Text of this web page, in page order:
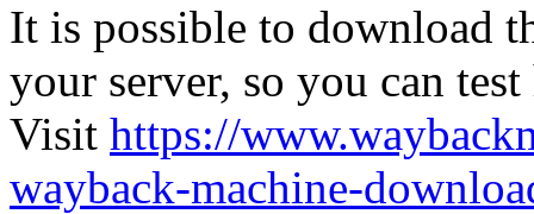
It is possible to download
your server, so you can
Visit https://
wayback-machine-